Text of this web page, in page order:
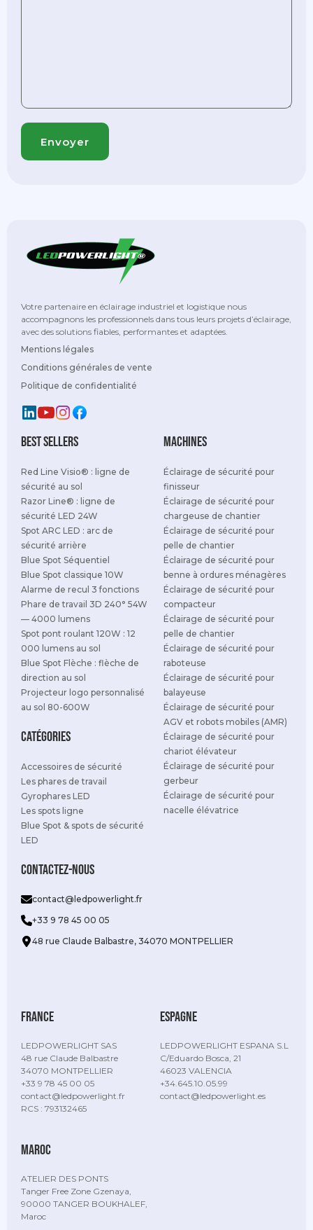
Votre partenaire en éclairage industriel et logistique nous
accompagnons les professionnels dans tous leurs projets d’éclairage,
avec des solutions fiables, performantes et adaptées.
Mentions légales
Conditions générales de vente
Politique de confidentialité
best sellers
Red Line Visio® : ligne de
sécurité au sol
Razor Line® : ligne de
sécurité LED 24W
Spot ARC LED : arc de
sécurité arrière
Blue Spot Séquentiel
Blue Spot classique 10W
Alarme de recul 3 fonctions
Phare de travail 3D 240° 54W
— 4000 lumens
Spot pont roulant 120W : 12
000 lumens au sol
Blue Spot Flèche : flèche de
direction au sol
Projecteur logo personnalisé
au sol 80-600W
Catégories
Accessoires de sécurité
Les phares de travail
Gyrophares LED
Les spots ligne
Blue Spot & spots de sécurité
LED
Machines
Éclairage de sécurité pour
finisseur
Éclairage de sécurité pour
chargeuse de chantier
Éclairage de sécurité pour
pelle de chantier
Éclairage de sécurité pour
benne à ordures ménagères
Éclairage de sécurité pour
compacteur
Éclairage de sécurité pour
pelle de chantier
Éclairage de sécurité pour
raboteuse
Éclairage de sécurité pour
balayeuse
Éclairage de sécurité pour
AGV et robots mobiles (AMR)
Éclairage de sécurité pour
chariot élévateur
Éclairage de sécurité pour
gerbeur
Éclairage de sécurité pour
nacelle élévatrice
Contactez-nous
contact@ledpowerlight.fr
+33 9 78 45 00 05
48 rue Claude Balbastre, 34070 MONTPELLIER
france
LEDPOWERLIGHT SAS
48 rue Claude Balbastre
34070 MONTPELLIER
+33 9 78 45 00 05
contact@ledpowerlight.fr
RCS : 793132465
espagne
LEDPOWERLIGHT ESPANA S.L
C/Eduardo Bosca, 21
46023 VALENCIA
+34.645.10.05.99
contact@ledpowerlight.es
maroc
ATELIER DES PONTS
Tanger Free Zone Gzenaya,
90000 TANGER BOUKHALEF,
Maroc